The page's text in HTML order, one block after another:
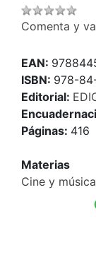
Comenta y
EAN:
ISBN: 978-
Editorial:
Páginas: 416
Materias
Cine y música